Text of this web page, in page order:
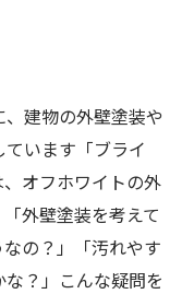
建物の外壁塗装や
います「ブライ
オフホワイトの外
外壁塗装を考えて
の？」「汚れやす
？」こんな疑問を